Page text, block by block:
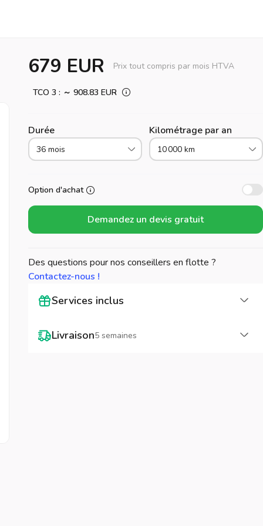
679 EUR Prix tout compris par mois HTVA
TCO 3 : ～ 908.83 EUR
Durée
36 mois
Kilométrage par an
10 000 km
Option d'achat
Demandez un devis gratuit
Des questions pour nos conseillers en flotte ?
Contactez-nous !
Services inclus
Livraison5 semaines